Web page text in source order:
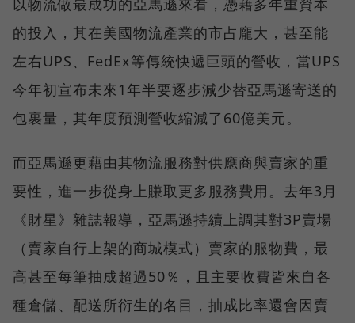
以物流做最成功的亞馬遜來看，憑藉多年重資本
的投入，其在美國物流產業的市占龐大，甚至能
左右UPS、FedEx等傳統快遞巨頭的營收，當UPS
今年初宣布未來1年半要逐步減少替亞馬遜寄送的
包裹量，其年度預測營收縮減了60億美元。
而亞馬遜更藉由其物流服務對供應商與賣家的重
要性，進一步從身上賺取更多服務費用。去年3月
《財星》雜誌報導，亞馬遜持續上調其對3P賣場
（賣家自行上架的商城模式）賣家的服物費，最
高甚至每筆抽成超過50％，且主要收費皆來自各
種倉儲、配送所衍生的名目，抽成比率還會因賣